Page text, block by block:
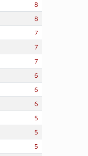
8
8
7
7
7
6
6
6
5
5
5